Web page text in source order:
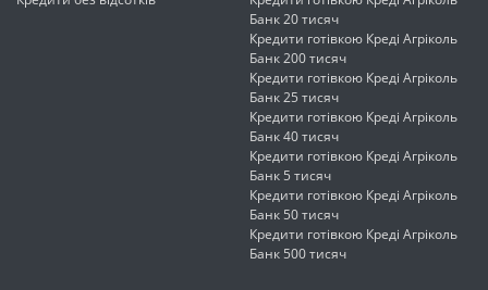
Банк 20 тисяч
Кредити готівкою Креді Агріколь
Банк 200 тисяч
Кредити готівкою Креді Агріколь
Банк 25 тисяч
Кредити готівкою Креді Агріколь
Банк 40 тисяч
Кредити готівкою Креді Агріколь
Банк 5 тисяч
Кредити готівкою Креді Агріколь
Банк 50 тисяч
Кредити готівкою Креді Агріколь
Банк 500 тисяч